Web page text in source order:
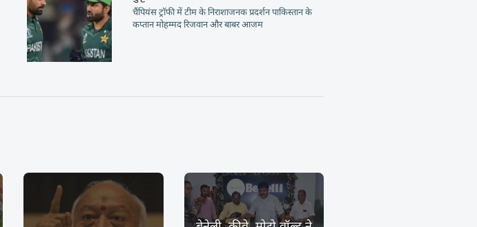
चैंपियंस ट्रॉफी में टीम के निराशाजनक प्रदर्शन पाकिस्तान के
कप्तान मोहम्मद रिजवान और बाबर आजम